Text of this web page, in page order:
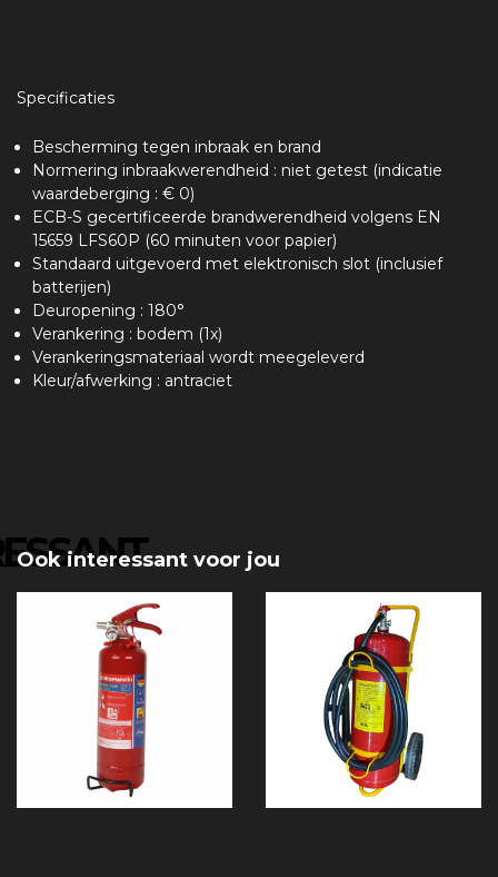
Specificaties
Bescherming tegen inbraak en brand
Normering inbraakwerendheid : niet getest (indicatie
waardeberging : € 0)
ECB-S gecertificeerde brandwerendheid volgens EN
15659 LFS60P (60 minuten voor papier)
Standaard uitgevoerd met elektronisch slot (inclusief
batterijen)
Deuropening : 180°
Verankering : bodem (1x)
Verankeringsmateriaal wordt meegeleverd
Kleur/afwerking : antraciet
Ook interessant voor jou